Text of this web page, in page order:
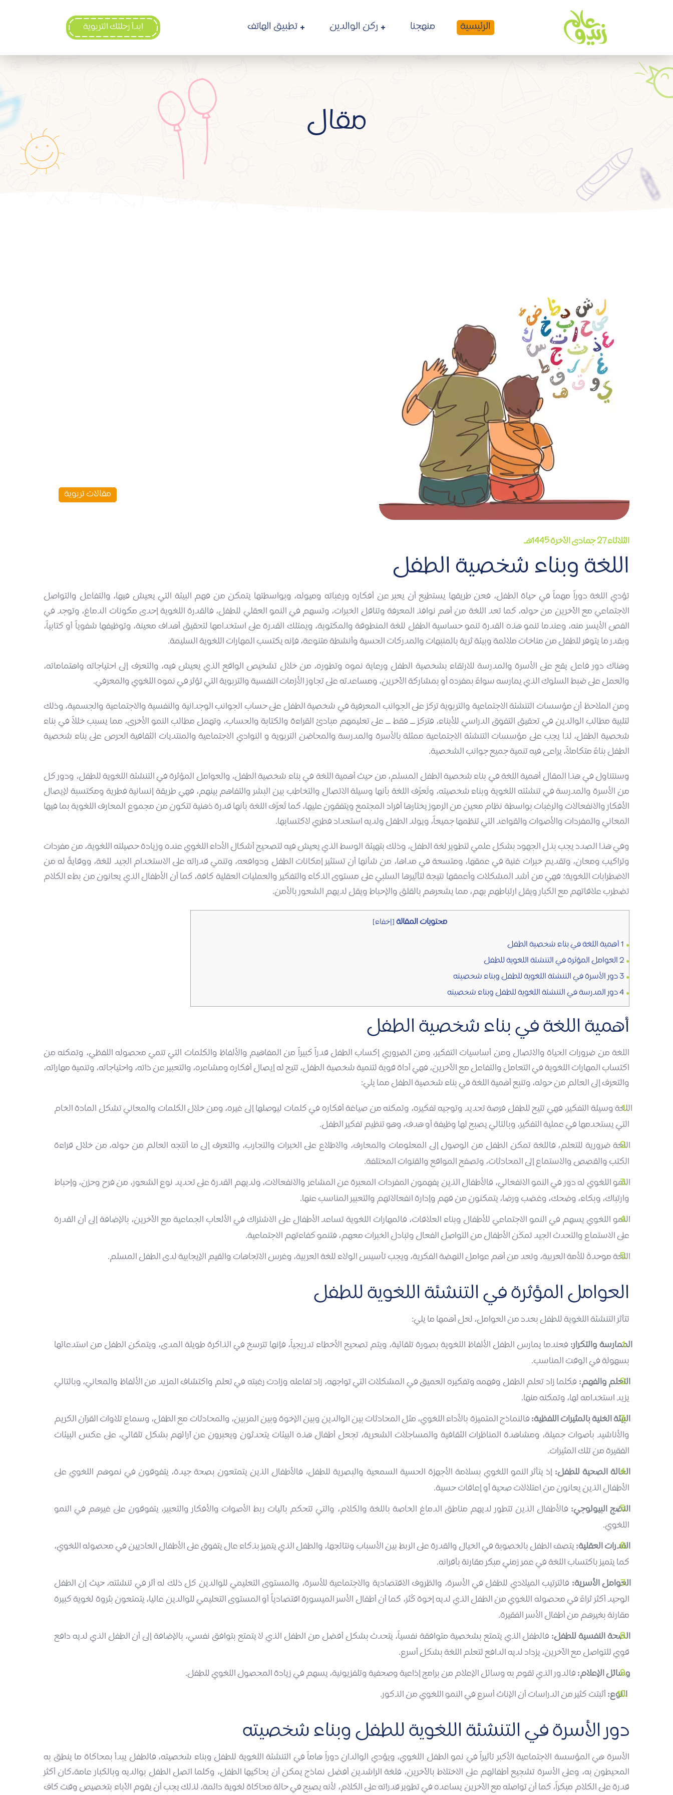
الرئيسية منهجنا ركن الوالدين تطبيق الهاتف ابدأ رحلتك التربوية
مقال
مقالات تربوية
الثلاثاء 27 جمادى الآخرة 1445هـ
اللغة وبناء شخصية الطفل
تؤدي اللغة دوراً مهماً في حياة الطفل، فعن طريقها يستطيع أن يعبر عن أفكاره ورغباته وميوله، وبواسطتها يتمكن من فهم البيئة التي يعيش فيها، والتفاعل والتواصل
الاجتماعي مع الآخرين من حوله، كما تعد اللغة من أهم نوافذ المعرفة وتناقل الخبرات، وتسهم في النمو العقلي للطفل، فالقدرة اللغوية إحدى مكونات الدماغ، وتوجد في
الفص الأيسر منه، وعندما تنمو هذه القدرة تنمو حساسية الطفل للغة المنطوقة والمكتوبة، ويمتلك القدرة على استخدامها لتحقيق أهداف معينة، وتوظيفها شفوياً أو كتابياً،
وبقدر ما يتوفر للطفل من مناخات ملائمة وبيئة ثرية بالمنبهات والمدركات الحسية وأنشطة متنوعة، فإنه يكتسب المهارات اللغوية السليمة.
وهناك دور فاعل يقع على الأسرة والمدرسة للارتقاء بشخصية الطفل ورعاية نموه وتطوره، من خلال تشخيص الواقع الذي يعيش فيه، والتعرف إلى احتياجاته واهتماماته،
والعمل على ضبط السلوك الذي يمارسه سواءً بمفرده أو بمشاركة الآخرين، ومساعدته على تجاوز الأزمات النفسية والتربوية التي تؤثر في نموه اللغوي والمعرفي.
ومن الملاحظ أن مؤسسات التنشئة الاجتماعية والتربوية تركز على الجوانب المعرفية في شخصية الطفل على حساب الجوانب الوجدانية والنفسية والاجتماعية والجسمية، وذلك
لتلبية مطالب الوالدين في تحقيق التفوق الدراسي للأبناء، فتركز ــ فقط ــ على تعليمهم مبادئ القراءة والكتابة والحساب، وتهمل مطالب النمو الأخرى، مما يسبب خللاً في بناء
شخصية الطفل، لذا يجب على مؤسسات التنشئة الاجتماعية ممثلة بالأسرة والمدرسة والمحاضن التربوية و النوادي الاجتماعية والمنتديات الثقافية الحرص على بناء شخصية
الطفل بناءً متكاملاً، يراعى فيه تنمية جميع جوانب الشخصية.
وسنتناول في هذا المقال أهمية اللغة في بناء شخصية الطفل المسلم، من حيث أهمية اللغة في بناء شخصية الطفل، والعوامل المؤثرة في التنشئة اللغوية للطفل، ودور كل
من الأسرة والمدرسة في تنشئته اللغوية وبناء شخصيته، وتُعرَّف اللغة بأنها وسيلة الاتصال والتخاطب بين البشر والتفاهم بينهم، فهي طريقة إنسانية فطرية ومكتسبة لإيصال
الأفكار والانفعالات والرغبات بواسطة نظام معين من الرموز يختارها أفراد المجتمع ويتفقون عليها، كما تُعرَّف اللغة بأنها قدرة ذهنية تتكون من مجموع المعارف اللغوية بما فيها
المعاني والمفردات والأصوات والقواعد التي تنظمها جميعاً، ويولد الطفل ولديه استعداد فطري لاكتسابها.
وفي هذا الصدد يجب بذل الجهود بشكل علمي لتطوير لغة الطفل، وذلك بتهيئة الوسط الذي يعيش فيه لتصحيح أشكال الأداء اللغوي عنده وزيادة حصيلته اللغوية، من مفردات
وتراكيب ومعان، وتقديم خبرات غنية في عمقها، ومتسعة في مداها، من شأنها أن تستثير إمكانات الطفل ودوافعه، وتنمي قدراته على الاستخدام الجيد للغة، ووقايةً له من
الاضطرابات اللغوية؛ فهي من أشد المشكلات وأعمقها نتيجة لتأثيرها السلبي على مستوى الذكاء والتفكير والعمليات العقلية كافة، كما أن الأطفال الذي يعانون من بطء الكلام
تضطرب علاقاتهم مع الكبار ويقل ارتباطهم بهم، مما يشعرهم بالقلق والإحباط ويقل لديهم الشعور بالأمن.
محتويات المقالة[إخفاء]
1أهمية اللغة في بناء شخصية الطفل
2العوامل المؤثرة في التنشئة اللغوية للطفل
3دور الأسرة في التنشئة اللغوية للطفل وبناء شخصيته
4دور المدرسة في التنشئة اللغوية للطفل وبناء شخصيته
أهمية اللغة في بناء شخصية الطفل
اللغة من ضرورات الحياة والاتصال ومن أساسيات التفكير، ومن الضروري إكساب الطفل قدراً كبيراً من المفاهيم والألفاظ والكلمات التي تنمي محصوله اللفظي، وتمكنه من
اكتساب المهارات اللغوية في التعامل والتفاعل مع الآخرين، فهي أداة قوية لتنمية شخصية الطفل، تتيح له إيصال أفكاره ومشاعره، والتعبير عن ذاته، واحتياجاته، وتنمية مهاراته،
والتعرف إلى العالم من حوله، وتنبع أهمية اللغة في بناء شخصية الطفل مما يلي:
اللغة وسيلة التفكير، فهي تتيح للطفل فرصة تحديد وتوجيه تفكيره، وتمكنه من صياغة أفكاره في كلمات ليوصلها إلى غيره، ومن خلال الكلمات والمعاني تشكل المادة الخام
التي يستخدمها في عملية التفكير، وبالتالي يصبح لها وظيفة أو هدف، وهو تنظيم تفكير الطفل.
اللغة ضرورية للتعلم، فاللغة تمكن الطفل من الوصول إلى المعلومات والمعارف، والاطلاع على الخبرات والتجارب، والتعرف إلى ما أنتجه العالم من حوله، من خلال قراءة
الكتب والقصص والاستماع إلى المحادثات، وتصفح المواقع والقنوات المختلفة.
النمو اللغوي له دور في النمو الانفعالي، فالأطفال الذين يفهمون المفردات المعبرة عن المشاعر والانفعالات، ولديهم القدرة على تحديد نوع الشعور، من فرح وحزن، وإحباط
وارتباك، وبكاء، وضحك، وغضب ورضا، يتمكنون من فهم وإدارة انفعالاتهم والتعبير المناسب عنها.
النمو اللغوي يسهم في النمو الاجتماعي للأطفال وبناء العلاقات، فالمهارات اللغوية تساعد الأطفال على الاشتراك في الألعاب الجماعية مع الآخرين، بالإضافة إلى أن القدرة
على الاستماع والتحدث الجيد تمكّن الأطفال من التواصل الفعال وتبادل الخبرات معهم، فتنمو كفاءتهم الاجتماعية.
اللغة موحدةّ للأمة العربية، وتعد من أهم عوامل النهضة الفكرية، ويجب تأسيس الولاء للغة العربية، وغرس الاتجاهات والقيم الإيجابية لدى الطفل المسلم.
العوامل المؤثرة في التنشئة اللغوية للطفل
تتأثر التنشئة اللغوية للطفل بعدد من العوامل، لعل أهمها ما يلي:
الممارسة والتكرار: فعندما يمارس الطفل الألفاظ اللغوية بصورة تلقائية، ويتم تصحيح الأخطاء تدريجياً، فإنها تترسخ في الذاكرة طويلة المدى، ويتمكن الطفل من استدعائها
بسهولة في الوقت المناسب.
التعلم والفهم: فكلما زاد تعلم الطفل وفهمه وتفكيره العميق في المشكلات التي تواجهه، زاد تفاعله وزادت رغبته في تعلم واكتشاف المزيد من الألفاظ والمعاني، وبالتالي
يزيد استخدامه لها، وتمكنه منها.
البيئة الغنية بالمثيرات اللفظية:فالنماذج المتميزة بالأداء اللغوي، مثل المحادثات بين الوالدين وبين الإخوة وبين المربين، والمحادثات مع الطفل، وسماع تلاوات القرآن الكريم
والأناشيد بأصوات جميلة، ومشاهدة المناظرات الثقافية والمساجلات الشعرية، تجعل أطفال هذه البيئات يتحدثون ويعبرون عن آرائهم بشكل تلقائي، على عكس البيئات
الفقيرة من تلك المثيرات.
الحالة الصحية للطفل: إذ يتأثر النمو اللغوي بسلامة الأجهزة الحسية السمعية والبصرية للطفل، فالأطفال الذين يتمتعون بصحة جيدة، يتفوقون في نموهم اللغوي على
الأطفال الذين يعانون من اعتلالات صحية أو إعاقات حسية.
النضج البيولوجي: فالأطفال الذين تتطور لديهم مناطق الدماغ الخاصة باللغة والكلام، والتي تتحكم بآليات ربط الأصوات والأفكار والتعبير، يتفوقون على غيرهم في النمو
اللغوي.
القدرات العقلية:يتصف الطفل بالخصوبة في الخيال والقدرة على الربط بين الأسباب ونتائجها، والطفل الذي يتميز بذكاء عال يتفوق على الأطفال العاديين في محصوله اللغوي،
كما يتميز باكتساب اللغة في عمر زمني مبكر مقارنة بأقرانه.
العوامل الأسرية: فالترتيب الميلادي للطفل في الأسرة، والظروف الاقتصادية والاجتماعية للأسرة، والمستوى التعليمي للوالدين كل ذلك له أثر في تنشئته، حيث إن الطفل
الوحيد أكثر ثراءً في محصوله اللغوي من الطفل الذي لديه إخوة كُثر، كما أن أطفال الأسر الميسورة اقتصادياً أو المستوى التعليمي للوالدين عاليا، يتمتعون بثروة لغوية كبيرة
مقارنة بغيرهم من أطفال الأسر الفقيرة.
الصحة النفسية للطفل: فالطفل الذي يتمتع بشخصية متوافقة نفسياً، يتحدث بشكل أفضل من الطفل الذي لا يتمتع بتوافق نفسي، بالإضافة إلى أن الطفل الذي لديه دافع
قوي للتواصل مع الآخرين، يزداد لديه الدافع لتعلم اللغة بشكل أسرع.
وسائل الإعلام:فالدور الذي تقوم به وسائل الإعلام من برامج إذاعية وصحفية وتلفزيونية، يسهم في زيادة المحصول اللغوي للطفل.
النوع:أثبتت كثير من الدراسات أن الإناث أسرع في النمو اللغوي من الذكور.
دور الأسرة في التنشئة اللغوية للطفل وبناء شخصيته
الأسرة هي المؤسسة الاجتماعية الأكبر تأثيراً في نمو الطفل اللغوي، ويؤدي الوالدان دوراً هاماً في التنشئة اللغوية للطفل وبناء شخصيته، فالطفل يبدأ بمحاكاة ما ينطق به
المحيطون به، وعلى الأسرة تشجيع أطفالهم على الاختلاط بالآخرين، فلغة الراشدين أفضل نماذج يمكن أن يحاكيها الطفل، وكلما اتصل الطفل بوالديه وبالكبار عامة،كان أكثر
قدرة على الكلام مبكراً، كما أن تواصله مع الآخرين يساعده في تطوير قدراته على الكلام، لأنه يصبح في حالة محاكاة لغوية دائمة، لذلك يجب أن يقوم الآباء بتخصيص وقت كاف